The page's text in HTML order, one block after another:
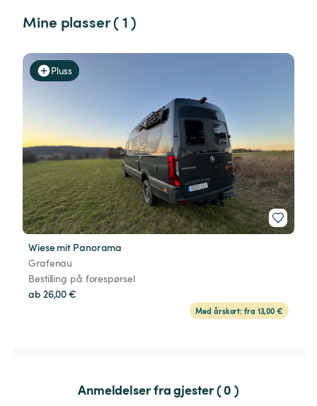
Mine plasser ( 1 )
Pluss
Wiese mit Panorama
Grafenau
Bestilling på forespørsel
ab 26,00 €
Med årskort: fra 13,00 €
Anmeldelser fra gjester ( 0 )